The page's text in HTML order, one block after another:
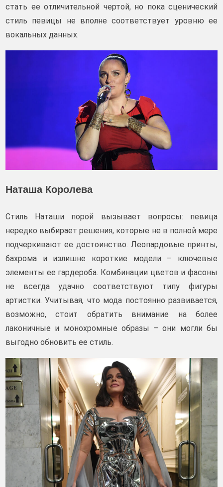
стать ее отличительной чертой, но пока сценический
стиль певицы не вполне соответствует уровню ее
вокальных данных.
Наташа Королева
Стиль Наташи порой вызывает вопросы: певица
нередко выбирает решения, которые не в полной мере
подчеркивают ее достоинство. Леопардовые принты,
бахрома и излишне короткие модели – ключевые
элементы ее гардероба. Комбинации цветов и фасоны
не всегда удачно соответствуют типу фигуры
артистки. Учитывая, что мода постоянно развивается,
возможно, стоит обратить внимание на более
лаконичные и монохромные образы – они могли бы
выгодно обновить ее стиль.